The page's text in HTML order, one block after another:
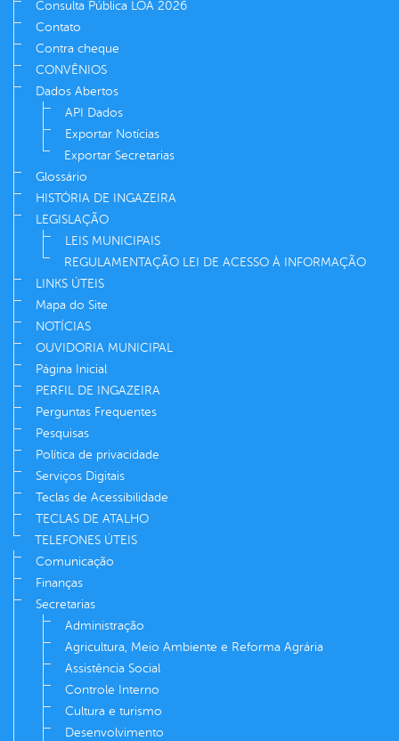
Consulta Pública LOA 2026
Contato
Contra cheque
CONVÊNIOS
Dados Abertos
API Dados
Exportar Notícias
Exportar Secretarias
Glossário
HISTÓRIA DE INGAZEIRA
LEGISLAÇÃO
LEIS MUNICIPAIS
REGULAMENTAÇÃO LEI DE ACESSO À INFORMAÇÃO
LINKS ÚTEIS
Mapa do Site
NOTÍCIAS
OUVIDORIA MUNICIPAL
Página Inicial
PERFIL DE INGAZEIRA
Perguntas Frequentes
Pesquisas
Política de privacidade
Serviços Digitais
Teclas de Acessibilidade
TECLAS DE ATALHO
TELEFONES ÚTEIS
Comunicação
Finanças
Secretarias
Administração
Agricultura, Meio Ambiente e Reforma Agrária
Assistência Social
Controle Interno
Cultura e turismo
Desenvolvimento